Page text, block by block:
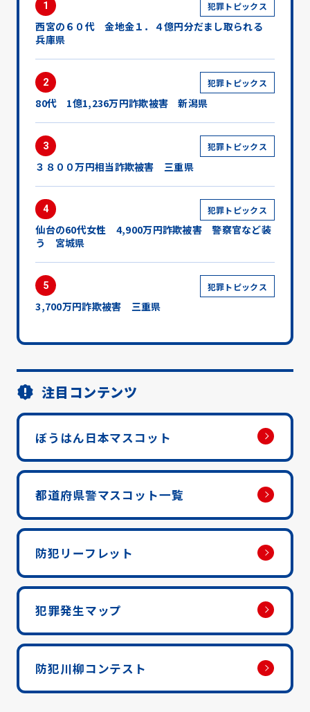
1 犯罪トピックス
西宮の６０代 金地金１．４億円分だまし取られる
兵庫県
2 犯罪トピックス
80代 1億1,236万円詐欺被害 新潟県
3 犯罪トピックス
３８００万円相当詐欺被害 三重県
4 犯罪トピックス
仙台の60代女性 4,900万円詐欺被害 警察官など装
う 宮城県
5 犯罪トピックス
3,700万円詐欺被害 三重県
注目コンテンツ
ぼうはん日本マスコット
都道府県警マスコット一覧
防犯リーフレット
犯罪発生マップ
防犯川柳コンテスト